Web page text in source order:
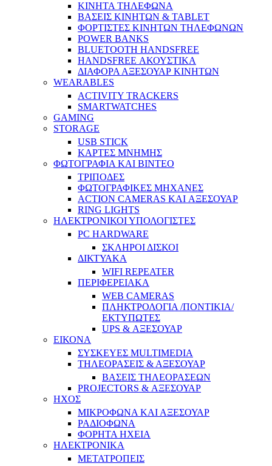
ΚΙΝΗΤΑ ΤΗΛΕΦΩΝΑ
ΒΑΣΕΙΣ ΚΙΝΗΤΩΝ & TABLET
ΦΟΡΤΙΣΤΕΣ ΚΙΝΗΤΩΝ ΤΗΛΕΦΩΝΩΝ
POWER BANKS
BLUETOOTH HANDSFREE
HANDSFREE ΑΚΟΥΣΤΙΚΑ
ΔΙΑΦΟΡΑ ΑΞΕΣΟΥΑΡ ΚΙΝΗΤΩΝ
WEARABLES
ACTIVITY TRACKERS
SMARTWATCHES
GAMING
STORAGE
USB STICK
ΚΑΡΤΕΣ ΜΝΗΜΗΣ
ΦΩΤΟΓΡΑΦΙΑ ΚΑΙ ΒΙΝΤΕΟ
ΤΡΙΠΟΔΕΣ
ΦΩΤΟΓΡΑΦΙΚΕΣ ΜΗΧΑΝΕΣ
ACTION CAMERAS KAI ΑΞΕΣΟΥΑΡ
RING LIGHTS
ΗΛΕΚΤΡΟΝΙΚΟΙ ΥΠΟΛΟΓΙΣΤΕΣ
PC HARDWARE
ΣΚΛΗΡΟΙ ΔΙΣΚΟΙ
ΔΙΚΤΥΑΚΑ
WIFI REPEATER
ΠΕΡΙΦΕΡΕΙΑΚΑ
WEB CAMERAS
ΠΛΗΚΤΡΟΛΟΓΙΑ /ΠΟΝΤΙΚΙΑ/
ΕΚΤΥΠΩΤΕΣ
UPS & ΑΞΕΣΟΥΑΡ
ΕΙΚΟΝΑ
ΣΥΣΚΕΥΕΣ MULTIMEDIA
ΤΗΛΕΟΡΑΣΕΙΣ & ΑΞΕΣΟΥΑΡ
ΒΑΣΕΙΣ ΤΗΛΕΟΡΑΣΕΩΝ
PROJECTORS & ΑΞΕΣΟΥΑΡ
ΗΧΟΣ
ΜΙΚΡΟΦΩΝΑ ΚΑΙ ΑΞΕΣΟΥΑΡ
ΡΑΔΙΟΦΩΝΑ
ΦΟΡΗΤΑ ΗΧΕΙΑ
ΗΛΕΚΤΡΟΝΙΚΑ
ΜΕΤΑΤΡΟΠΕΙΣ